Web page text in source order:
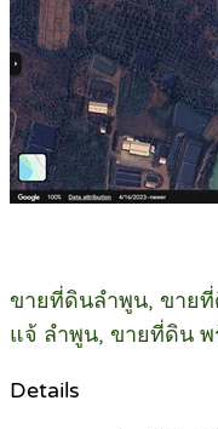
ขายที่ดินลำพูน, ขายที่
แจ้ ลำพูน, ขายที่ดิน
Details